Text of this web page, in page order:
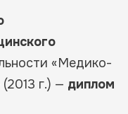
«Медико-
г.) — диплом